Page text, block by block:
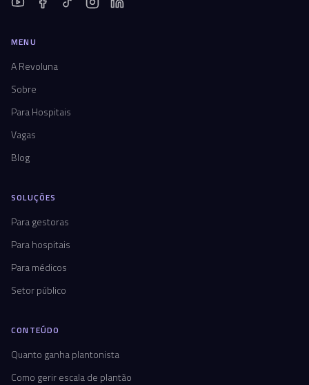
MENU
A Revoluna
Sobre
Para Hospitais
Vagas
Blog
SOLUÇÕES
Para gestoras
Para hospitais
Para médicos
Setor público
CONTEÚDO
Quanto ganha plantonista
Como gerir escala de plantão